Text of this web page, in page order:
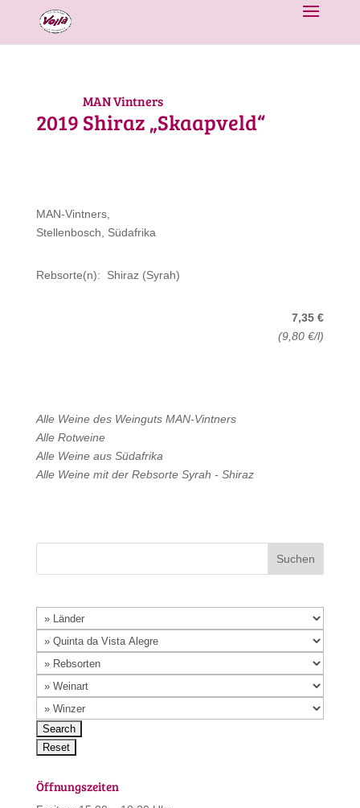
2019
MAN Vintners
Shiraz „Skaapveld“
MAN-Vintners,
Stellenbosch, Südafrika
Rebsorte(n): Shiraz (Syrah)
7,35 €
(9,80 €/l)
Alle Weine des Weinguts MAN-Vintners
Alle Rotweine
Alle Weine aus Südafrika
Alle Weine mit der Rebsorte Syrah - Shiraz
Öffnungszeiten